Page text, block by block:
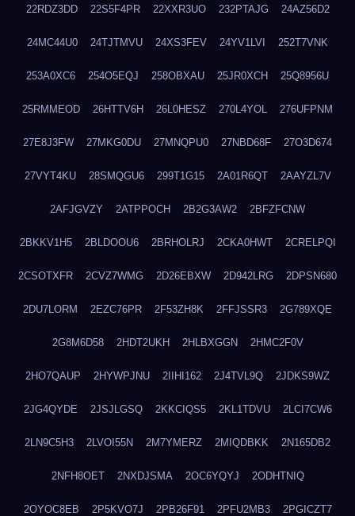
22RDZ3DD 22S5F4PR 22XXR3UO 232PTAJG 24AZ56D2
24MC44U0 24TJTMVU 24XS3FEV 24YV1LVI 252T7VNK
253A0XC6 254O5EQJ 258OBXAU 25JR0XCH 25Q8956U
25RMMEOD 26HTTV6H 26L0HESZ 270L4YOL 276UFPNM
27E8J3FW 27MKG0DU 27MNQPU0 27NBD68F 27O3D674
27VYT4KU 28SMQGU6 299T1G15 2A01R6QT 2AAYZL7V
2AFJGVZY 2ATPPOCH 2B2G3AW2 2BFZFCNW
2BKKV1H5 2BLDOOU6 2BRHOLRJ 2CKA0HWT 2CRELPQI
2CSOTXFR 2CVZ7WMG 2D26EBXW 2D942LRG 2DPSN680
2DU7LORM 2EZC76PR 2F53ZH8K 2FFJSSR3 2G789XQE
2G8M6D58 2HDT2UKH 2HLBXGGN 2HMC2F0V
2HO7QAUP 2HYWPJNU 2IIHI162 2J4TVL9Q 2JDKS9WZ
2JG4QYDE 2JSJLGSQ 2KKCIQS5 2KL1TDVU 2LCI7CW6
2LN9C5H3 2LVOI55N 2M7YMERZ 2MIQDBKK 2N165DB2
2NFH8OET 2NXDJSMA 2OC6YQYJ 2ODHTNIQ
2OYOC8EB 2P5KVO7J 2PB26F91 2PFU2MB3 2PGICZT7